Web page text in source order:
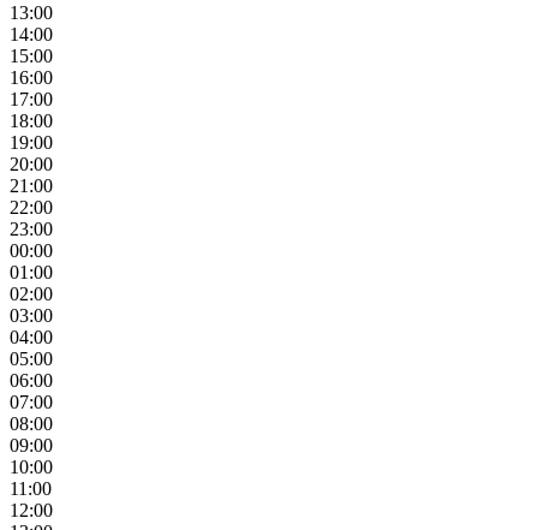
13:00
14:00
15:00
16:00
17:00
18:00
19:00
20:00
21:00
22:00
23:00
00:00
01:00
02:00
03:00
04:00
05:00
06:00
07:00
08:00
09:00
10:00
11:00
12:00